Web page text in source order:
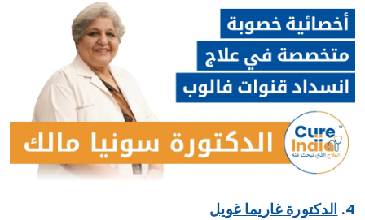
4. الدكتورة غاريما غويل